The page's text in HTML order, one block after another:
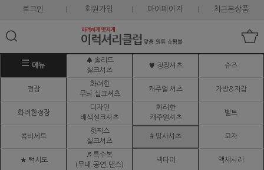
로그인 회원가입 마이페이지 최근본상품
메뉴
♠ 솔리드
실크셔츠
♥ 정장셔츠 슈즈
정장
화려한
무늬 실크셔츠
캐주얼 셔츠 가방&지갑
화려한정장
디자인
배색실크셔츠
화려한
캐주얼셔츠
벨트
콤비세트
핫픽스
실크셔츠
# 망사셔츠 모자
★ 턱시도
♬ 특수복
(무대.공연,댄스)
넥타이 액세서리